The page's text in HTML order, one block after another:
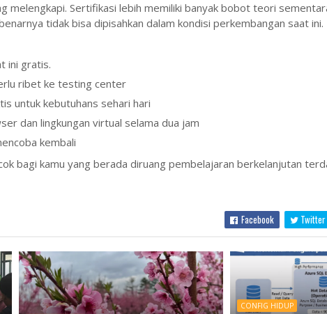
melengkapi. Sertifikasi lebih memiliki banyak bobot teori
tidak bisa dipisahkan dalam kondisi perkembangan saat
ini gratis.
ribet ke testing center
untuk kebutuhans sehari hari
dan lingkungan virtual selama dua jam
kembali
bagi kamu yang berada diruang pembelajaran berkelanjutan
Facebook Twitter
CONFIG HIDUP